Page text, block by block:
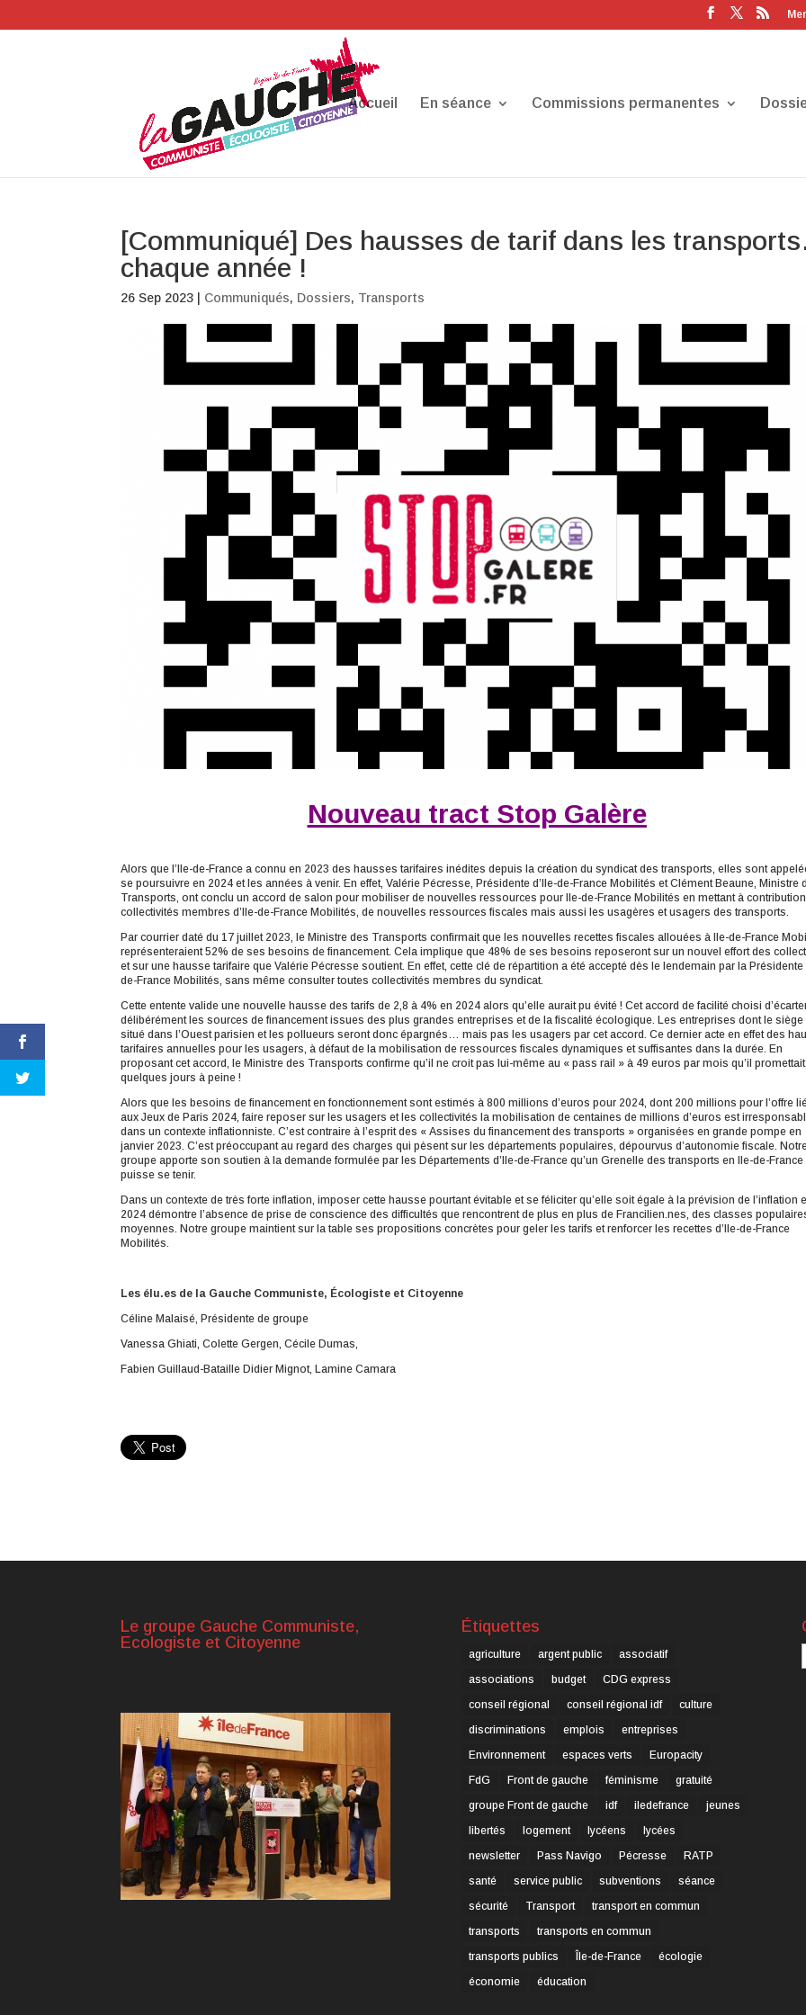
Accueil En séance Commissions permanentes
[Communiqué] Des hausses de tarif dans les
chaque année !
26 Sep 2023 Communiqués, Dossiers, Transports
Nouveau tract Stop Galère
Alors que l’Ile-de-France a connu en 2023 des hausses tarifaires inédites depuis la création du syndicat des transports, elles sont
se poursuivre en 2024 et les années à venir. En effet, Valérie Pécresse, Présidente d’Ile-de-France Mobilités et Clément Beaune, Ministre
Transports, ont conclu un accord de salon pour mobiliser de nouvelles ressources pour Ile-de-France Mobilités en mettant à
collectivités membres d’Ile-de-France Mobilités, de nouvelles ressources fiscales mais aussi les usagères et usagers des transports.
Par courrier daté du 17 juillet 2023, le Ministre des Transports confirmait que les nouvelles recettes fiscales allouées à Ile-de-France
représenteraient 52% de ses besoins de financement. Cela implique que 48% de ses besoins reposeront sur un nouvel effort des
et sur une hausse tarifaire que Valérie Pécresse soutient. En effet, cette clé de répartition a été accepté dès le lendemain par la Présidente
de-France Mobilités, sans même consulter toutes collectivités membres du syndicat.
Cette entente valide une nouvelle hausse des tarifs de 2,8 à 4% en 2024 alors qu’elle aurait pu évité ! Cet accord de facilité choisi
délibérément les sources de financement issues des plus grandes entreprises et de la fiscalité écologique. Les entreprises dont le siège
situé dans l’Ouest parisien et les pollueurs seront donc épargnés… mais pas les usagers par cet accord. Ce dernier acte en effet des
tarifaires annuelles pour les usagers, à défaut de la mobilisation de ressources fiscales dynamiques et suffisantes dans la durée. En
proposant cet accord, le Ministre des Transports confirme qu’il ne croit pas lui-même au « pass rail » à 49 euros par mois qu’il
quelques jours à peine !
Alors que les besoins de financement en fonctionnement sont estimés à 800 millions d’euros pour 2024, dont 200 millions pour l’offre
aux Jeux de Paris 2024, faire reposer sur les usagers et les collectivités la mobilisation de centaines de millions d’euros est
dans un contexte inflationniste. C’est contraire à l’esprit des « Assises du financement des transports » organisées en grande pompe en
janvier 2023. C’est préoccupant au regard des charges qui pèsent sur les départements populaires, dépourvus d’autonomie fiscale.
groupe apporte son soutien à la demande formulée par les Départements d’Ile-de-France qu’un Grenelle des transports en Ile-de-France
puisse se tenir.
Dans un contexte de très forte inflation, imposer cette hausse pourtant évitable et se féliciter qu’elle soit égale à la prévision de l’inflation
2024 démontre l’absence de prise de conscience des difficultés que rencontrent de plus en plus de Francilien.nes, des classes
moyennes. Notre groupe maintient sur la table ses propositions concrètes pour geler les tarifs et renforcer les recettes d’Ile-de-France
Mobilités.
Les élu.es de la Gauche Communiste, Écologiste et Citoyenne
Céline Malaisé, Présidente de groupe
Vanessa Ghiati, Colette Gergen, Cécile Dumas,
Fabien Guillaud-Bataille Didier Mignot, Lamine Camara
Le groupe Gauche Communiste,
Ecologiste et Citoyenne
Étiquettes
agriculture argent public
associatif
associations
budget
CDG express
conseil régional
conseil régional idf
culture
discriminations
emplois
entreprises
Environnement
espaces verts
Europacity
FdG
Front de gauche féminisme
gratuité
groupe Front de gauche
idf iledefrance
jeunes
libertés
logement lycéens
lycées
newsletter
Pass Navigo Pécresse
RATP
santé
service public subventions
séance
sécurité
Transport
transport en commun
transports
transports en commun
transports publics
Île-de-France
écologie
économie
éducation